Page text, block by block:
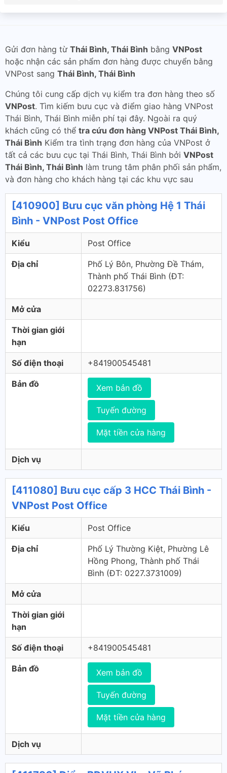
Gửi đơn hàng từ Thái Bình, Thái Bình bằng VNPost
hoặc nhận các sản phẩm đơn hàng được chuyển bằng
VNPost sang Thái Bình, Thái Bình
Chúng tôi cung cấp dịch vụ kiểm tra đơn hàng theo số
VNPost. Tìm kiếm bưu cục và điểm giao hàng VNPost
Thái Bình, Thái Bình miễn phí tại đây. Ngoài ra quý
khách cũng có thể tra cứu đơn hàng VNPost Thái Bình,
Thái Bình Kiểm tra tình trạng đơn hàng của VNPost ở
tất cả các bưu cục tại Thái Bình, Thái Bình bởi VNPost
Thái Bình, Thái Bình làm trung tâm phân phối sản phẩm,
và đơn hàng cho khách hàng tại các khu vực sau
[410900] Bưu cục văn phòng Hệ 1 Thái
Bình - VNPost Post Office
Kiểu Post Office
Địa chỉ
Phố Lý Bôn, Phường Đề Thám,
Thành phố Thái Bình (ÐT:
02273.831756)
Mở cửa
Thời gian giới
hạn
Số điện thoại +841900545481
Bản đồ Xem bản đồ
Tuyến đường
Mặt tiền cửa hàng
Dịch vụ
[411080] Bưu cục cấp 3 HCC Thái Bình -
VNPost Post Office
Kiểu Post Office
Địa chỉ
Phố Lý Thường Kiệt, Phường Lê
Hồng Phong, Thành phố Thái
Bình (ÐT: 0227.3731009)
Mở cửa
Thời gian giới
hạn
Số điện thoại +841900545481
Bản đồ Xem bản đồ
Tuyến đường
Mặt tiền cửa hàng
Dịch vụ